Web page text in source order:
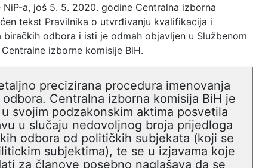
NiP-a, još 5. 5. 2020. godine Centralna izborna
tekst Pravilnika o utvrđivanju kvalifikacija i
odbora i isti je odmah objavljen u Službenom
izborne komisije BiH.
precizirana procedura imenovanja
Centralna izborna komisija BiH je
svojim podzakonskim aktima posvetila
u slučaju nedovoljnog broja prijedloga
odbora od političkih subjekata (koji se
subjektima), te se u izjavama koje
za članove posebno naglašava da se